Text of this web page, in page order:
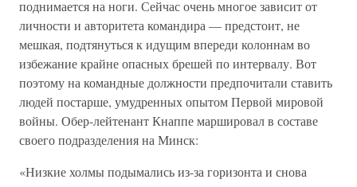
поднимается на ноги. Сейчас очень многое зависит от
личности и авторитета командира — предстоит, не
мешкая, подтянуться к идущим впереди колоннам во
избежание крайне опасных брешей по интервалу. Вот
поэтому на командные должности предпочитали ставить
людей постарше, умудренных опытом Первой мировой
войны. Обер-лейтенант Кнаппе маршировал в составе
своего подразделения на Минск:
«Низкие холмы подымались из-за горизонта и снова